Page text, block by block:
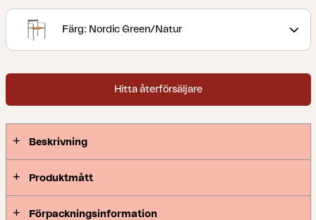
länge. Kontrastfärgerna på armstödet och den
flätade sisen i konstrotting är detaljer som lyfter
designen är ett tydligt arv från de skandinaviska
klassikerna. Finns i fyra färger.
Färg: Nordic Green/Natur
Hitta återförsäljare
Beskrivning
Produktmått
Förpackningsinformation